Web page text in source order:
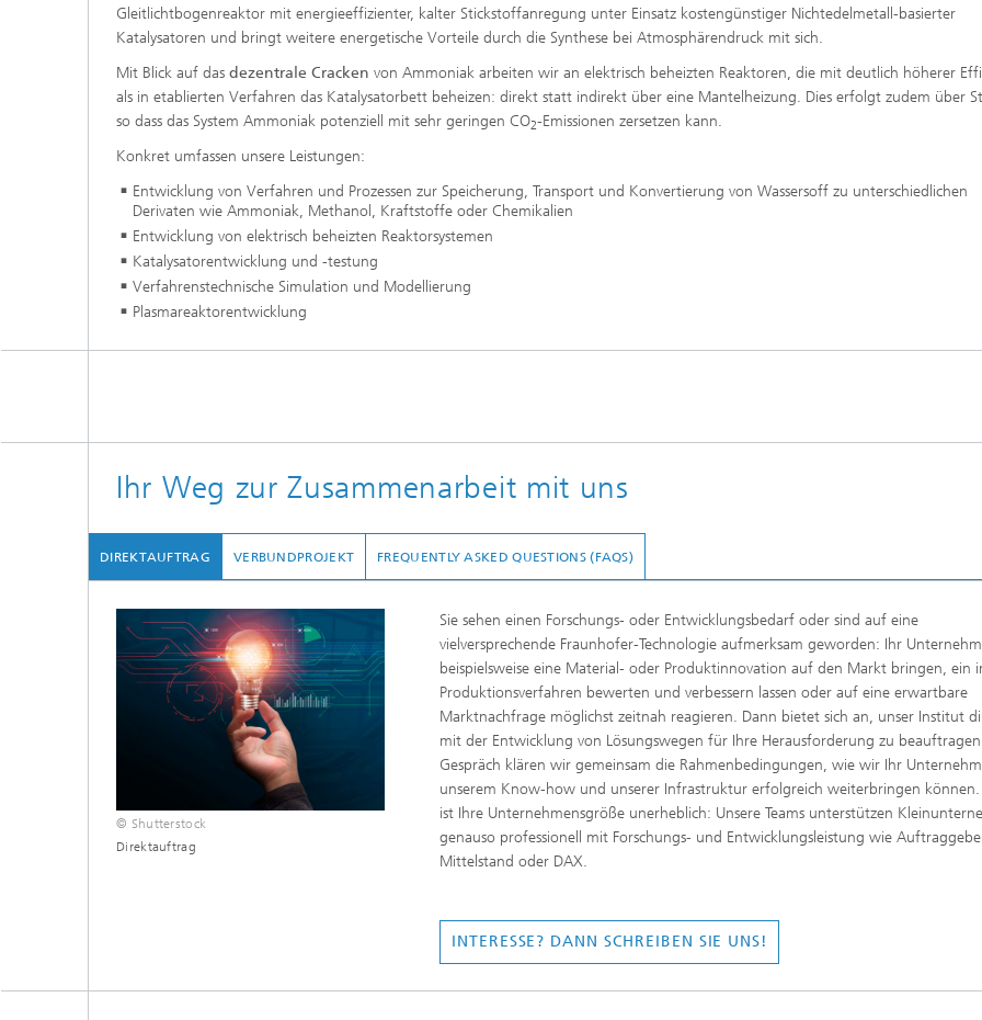
Gleitlichtbogenreaktor mit energieeffizienter, kalter Stickstoffanregung unter Einsatz kostengünstiger Nichtedelmetall-basierter
Katalysatoren und bringt weitere energetische Vorteile durch die Synthese bei Atmosphärendruck mit sich.
Mit Blick auf das dezentrale Cracken von Ammoniak arbeiten wir an elektrisch beheizten Reaktoren, die mit deutlich höherer
als in etablierten Verfahren das Katalysatorbett beheizen: direkt statt indirekt über eine Mantelheizung. Dies erfolgt zudem über
so dass das System Ammoniak potenziell mit sehr geringen CO2-Emissionen zersetzen kann.
Konkret umfassen unsere Leistungen:
Entwicklung von Verfahren und Prozessen zur Speicherung, Transport und Konvertierung von Wassersoff zu unterschiedlichen
Derivaten wie Ammoniak, Methanol, Kraftstoffe oder Chemikalien
Entwicklung von elektrisch beheizten Reaktorsystemen
Katalysatorentwicklung und -testung
Verfahrenstechnische Simulation und Modellierung
Plasmareaktorentwicklung
Ihr Weg zur Zusammenarbeit mit uns
DIREKTAUFTRAG
© Shutterstock
Direktauftrag
Sie sehen einen Forschungs- oder Entwicklungsbedarf oder sind auf eine
vielversprechende Fraunhofer-Technologie aufmerksam geworden: Ihr
beispielsweise eine Material- oder Produktinnovation auf den Markt bringen, ein
Produktionsverfahren bewerten und verbessern lassen oder auf eine erwartbare
Marktnachfrage möglichst zeitnah reagieren. Dann bietet sich an, unser Institut
mit der Entwicklung von Lösungswegen für Ihre Herausforderung zu
Gespräch klären wir gemeinsam die Rahmenbedingungen, wie wir Ihr
unserem Know-how und unserer Infrastruktur erfolgreich weiterbringen können.
ist Ihre Unternehmensgröße unerheblich: Unsere Teams unterstützen
genauso professionell mit Forschungs- und Entwicklungsleistung wie
Mittelstand oder DAX.
INTERESSE? DANN SCHREIBEN SIE UNS!
VERBUNDPROJEKT FREQUENTLY ASKED QUESTIONS (FAQS)